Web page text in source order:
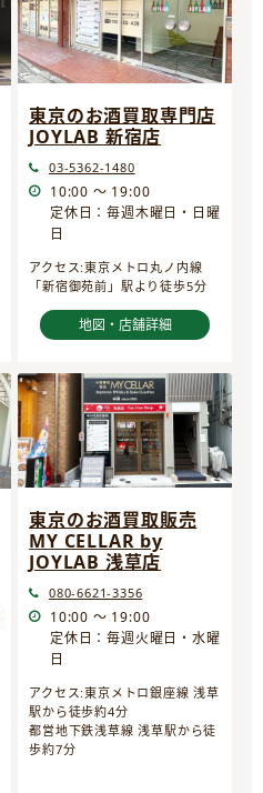
東京のお酒買取専門店
JOYLAB 新宿店
03-5362-1480
10:00 ～ 19:00
定休日：毎週木曜日・日曜
日
アクセス:東京メトロ丸ノ内線
「新宿御苑前」駅より徒歩5分
地図・店舗詳細
東京のお酒買取販売
MY CELLAR by
JOYLAB 浅草店
080-6621-3356
10:00 ～ 19:00
定休日：毎週火曜日・水曜
日
アクセス:東京メトロ銀座線 浅草
駅から徒歩約4分
都営地下鉄浅草線 浅草駅から徒
歩約7分